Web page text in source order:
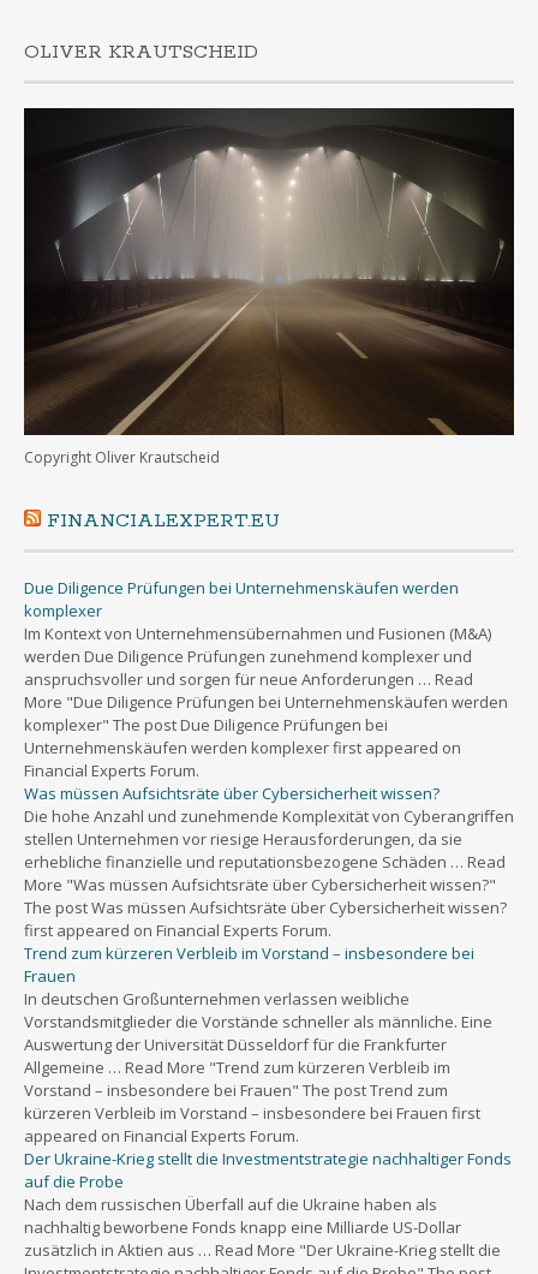
OLIVER KRAUTSCHEID
Copyright Oliver Krautscheid
FINANCIALEXPERT.EU
Due Diligence Prüfungen bei Unternehmenskäufen werden
komplexer
Im Kontext von Unternehmensübernahmen und Fusionen (M&A)
werden Due Diligence Prüfungen zunehmend komplexer und
anspruchsvoller und sorgen für neue Anforderungen … Read
More "Due Diligence Prüfungen bei Unternehmenskäufen werden
komplexer" The post Due Diligence Prüfungen bei
Unternehmenskäufen werden komplexer first appeared on
Financial Experts Forum.
Was müssen Aufsichtsräte über Cybersicherheit wissen?
Die hohe Anzahl und zunehmende Komplexität von Cyberangriffen
stellen Unternehmen vor riesige Herausforderungen, da sie
erhebliche finanzielle und reputationsbezogene Schäden … Read
More "Was müssen Aufsichtsräte über Cybersicherheit wissen?"
The post Was müssen Aufsichtsräte über Cybersicherheit wissen?
first appeared on Financial Experts Forum.
Trend zum kürzeren Verbleib im Vorstand – insbesondere bei
Frauen
In deutschen Großunternehmen verlassen weibliche
Vorstandsmitglieder die Vorstände schneller als männliche. Eine
Auswertung der Universität Düsseldorf für die Frankfurter
Allgemeine … Read More "Trend zum kürzeren Verbleib im
Vorstand – insbesondere bei Frauen" The post Trend zum
kürzeren Verbleib im Vorstand – insbesondere bei Frauen first
appeared on Financial Experts Forum.
Der Ukraine-Krieg stellt die Investmentstrategie nachhaltiger Fonds
auf die Probe
Nach dem russischen Überfall auf die Ukraine haben als
nachhaltig beworbene Fonds knapp eine Milliarde US-Dollar
zusätzlich in Aktien aus … Read More "Der Ukraine-Krieg stellt die